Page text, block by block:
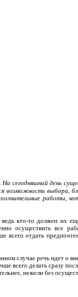
сегодняшний день
возможность выбора,
работы,
кто-то должен их
осуществить все
отдать
случае речь идет о
всего делать сразу
нежели без